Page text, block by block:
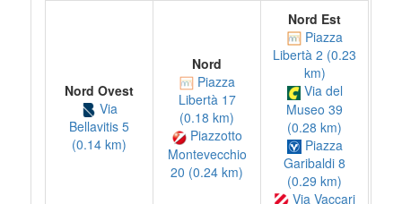
Nord Ovest
Via
Bellavitis 5
(0.14 km)
Nord
Piazza
Libertà 17
(0.18 km)
Piazzotto
Montevecchio
20 (0.24 km)
Nord Est
Piazza
Libertà 2 (0.23
km)
Via del
Museo 39
(0.28 km)
Piazza
Garibaldi 8
(0.29 km)
Via Vaccari